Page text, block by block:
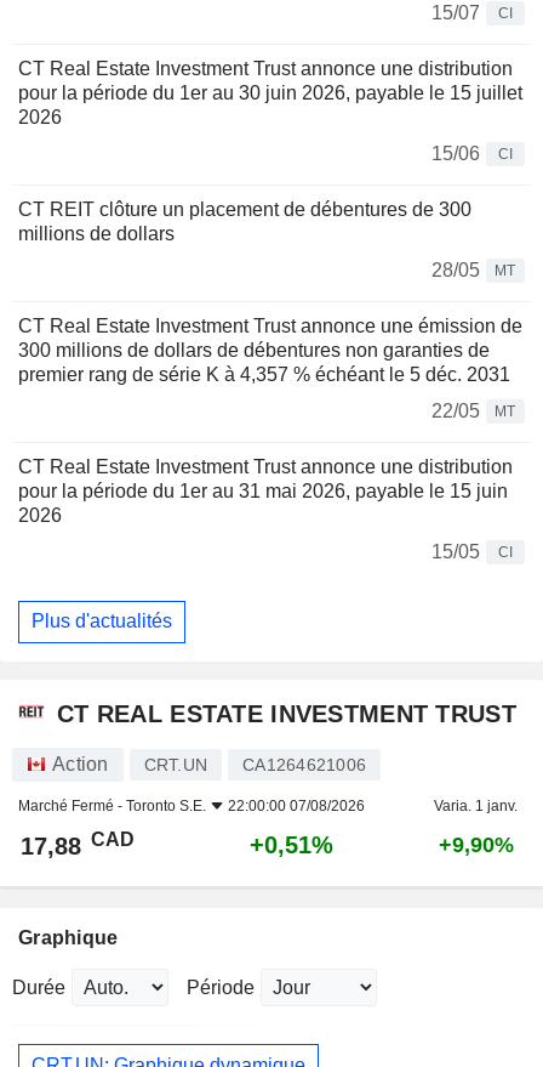
15/07
CI
CT Real Estate Investment Trust annonce une distribution
pour la période du 1er au 30 juin 2026, payable le 15 juillet
2026
15/06
CI
CT REIT clôture un placement de débentures de 300
millions de dollars
28/05
MT
CT Real Estate Investment Trust annonce une émission de
300 millions de dollars de débentures non garanties de
premier rang de série K à 4,357 % échéant le 5 déc. 2031
22/05
MT
CT Real Estate Investment Trust annonce une distribution
pour la période du 1er au 31 mai 2026, payable le 15 juin
2026
15/05
CI
Plus d'actualités
CT REAL ESTATE INVESTMENT TRUST
Action CRT.UN CA1264621006
Marché Fermé - Toronto S.E. 22:00:00 07/08/2026 Varia. 1 janv.
17,88 CAD +0,51% +9,90%
Graphique
Durée Période